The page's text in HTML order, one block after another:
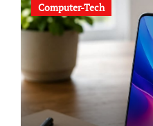
Computer-Tech